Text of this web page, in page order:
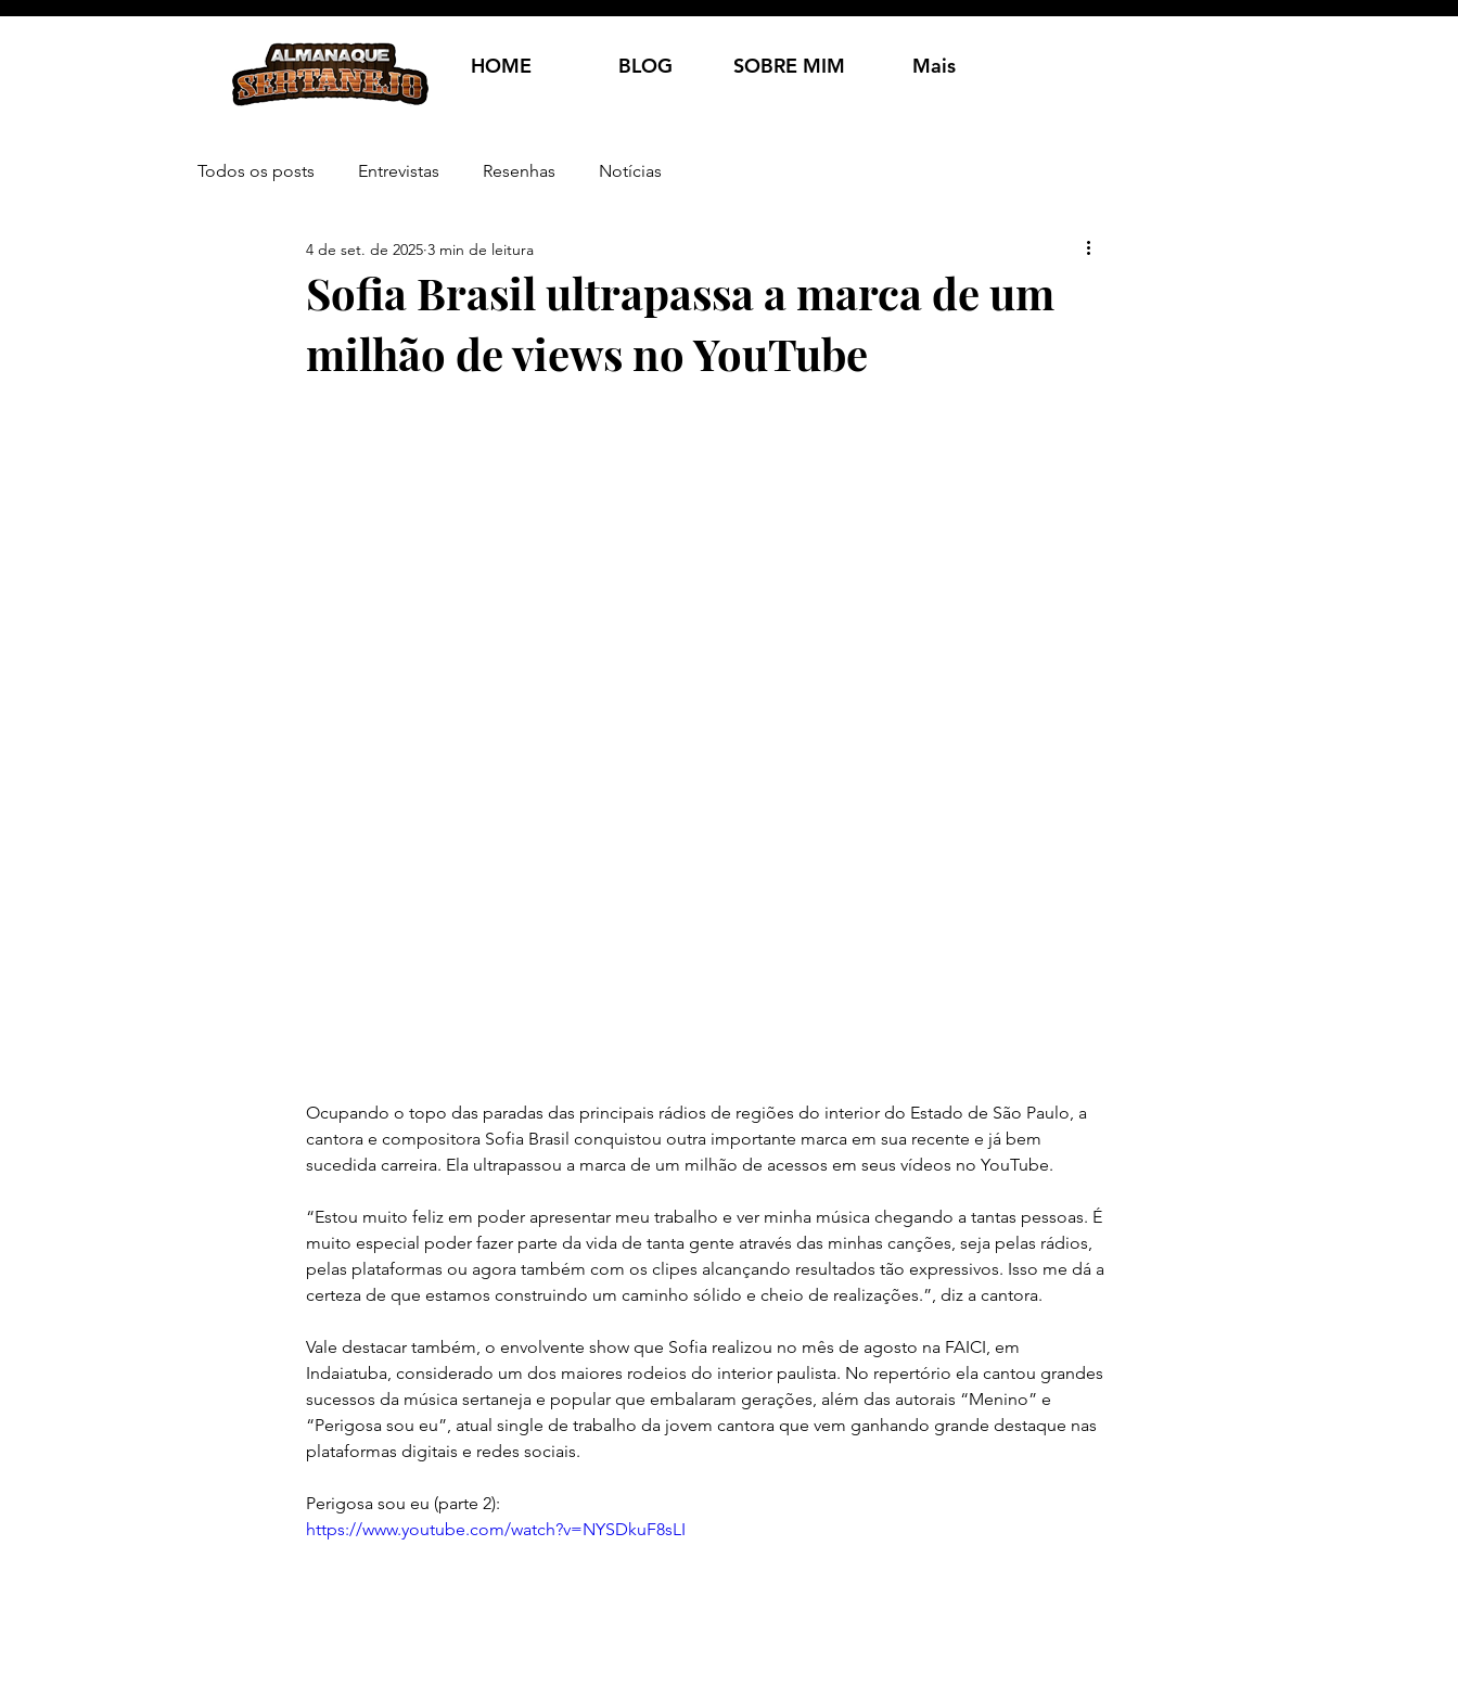
HOME BLOG SOBRE MIM Mais
Todos os posts Entrevistas Resenhas Notícias
Sofia Brasil ultrapassa a marca de um
milhão de views no YouTube
4 de set. de 2025 3 min de leitura
Ocupando o topo das paradas das principais rádios de regiões do interior do Estado de São Paulo, a
cantora e compositora Sofia Brasil conquistou outra importante marca em sua recente e já bem
sucedida carreira. Ela ultrapassou a marca de um milhão de acessos em seus vídeos no YouTube.
“Estou muito feliz em poder apresentar meu trabalho e ver minha música chegando a tantas pessoas. É
muito especial poder fazer parte da vida de tanta gente através das minhas canções, seja pelas rádios,
pelas plataformas ou agora também com os clipes alcançando resultados tão expressivos. Isso me dá a
certeza de que estamos construindo um caminho sólido e cheio de realizações.”, diz a cantora.
Vale destacar também, o envolvente show que Sofia realizou no mês de agosto na FAICI, em
Indaiatuba, considerado um dos maiores rodeios do interior paulista. No repertório ela cantou grandes
sucessos da música sertaneja e popular que embalaram gerações, além das autorais “Menino” e
“Perigosa sou eu”, atual single de trabalho da jovem cantora que vem ganhando grande destaque nas
plataformas digitais e redes sociais.
Perigosa sou eu (parte 2):
https://www.youtube.com/watch?v=NYSDkuF8sLI